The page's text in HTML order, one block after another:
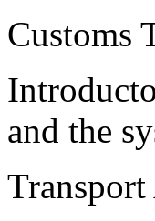
Customs
and the